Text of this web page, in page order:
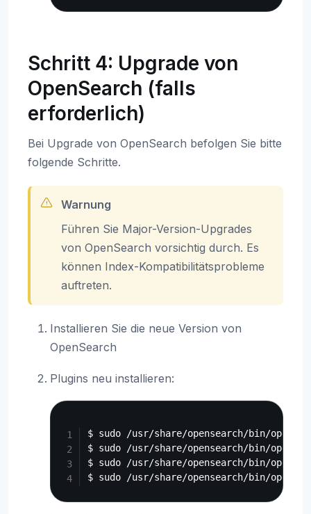
Schritt 4: Upgrade von
OpenSearch (falls
erforderlich)
Bei Upgrade von OpenSearch befolgen Sie bitte
folgende Schritte.
Warnung
Führen Sie Major-Version-Upgrades
von OpenSearch vorsichtig durch. Es
können Index-Kompatibilitätsprobleme
auftreten.
Installieren Sie die neue Version von
OpenSearch
Plugins neu installieren:
$ sudo /usr/share/opensearch/bin/
$ sudo /usr/share/opensearch/bin/
$ sudo /usr/share/opensearch/bin/